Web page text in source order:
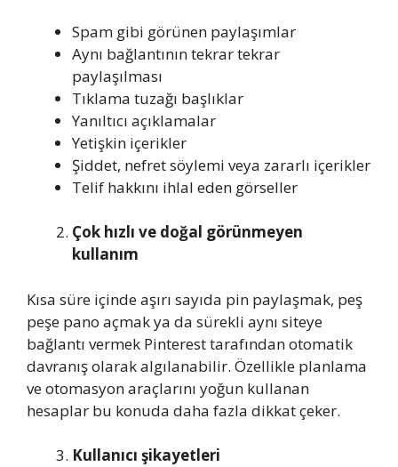
Spam gibi görünen paylaşımlar
Aynı bağlantının tekrar tekrar
paylaşılması
Tıklama tuzağı başlıklar
Yanıltıcı açıklamalar
Yetişkin içerikler
Şiddet, nefret söylemi veya zararlı içerikler
Telif hakkını ihlal eden görseller
Çok hızlı ve doğal görünmeyen
kullanım
Kısa süre içinde aşırı sayıda pin paylaşmak, peş
peşe pano açmak ya da sürekli aynı siteye
bağlantı vermek Pinterest tarafından otomatik
davranış olarak algılanabilir. Özellikle planlama
ve otomasyon araçlarını yoğun kullanan
hesaplar bu konuda daha fazla dikkat çeker.
Kullanıcı şikayetleri